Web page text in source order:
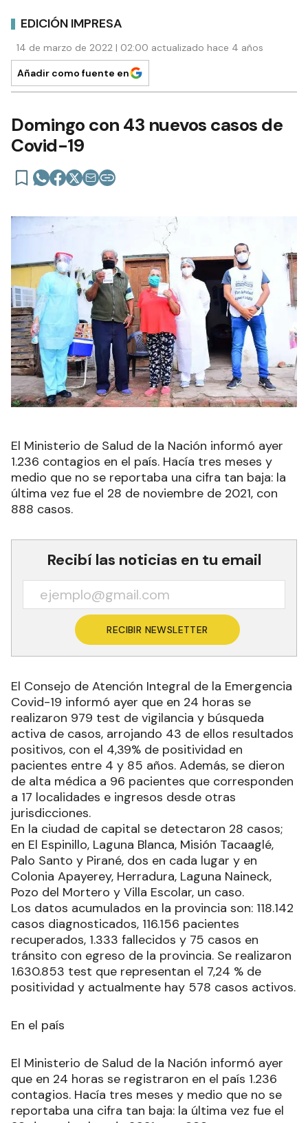
EDICIÓN IMPRESA
14 de marzo de 2022 | 02:00 actualizado hace 4 años
Añadir como fuente en
Domingo con 43 nuevos casos de
Covid-19
El Ministerio de Salud de la Nación informó ayer
1.236 contagios en el país. Hacía tres meses y
medio que no se reportaba una cifra tan baja: la
última vez fue el 28 de noviembre de 2021, con
888 casos.
Recibí las noticias en tu email
RECIBIR NEWSLETTER
El Consejo de Atención Integral de la Emergencia
Covid-19 informó ayer que en 24 horas se
realizaron 979 test de vigilancia y búsqueda
activa de casos, arrojando 43 de ellos resultados
positivos, con el 4,39% de positividad en
pacientes entre 4 y 85 años. Además, se dieron
de alta médica a 96 pacientes que corresponden
a 17 localidades e ingresos desde otras
jurisdicciones.
En la ciudad de capital se detectaron 28 casos;
en El Espinillo, Laguna Blanca, Misión Tacaaglé,
Palo Santo y Pirané, dos en cada lugar y en
Colonia Apayerey, Herradura, Laguna Naineck,
Pozo del Mortero y Villa Escolar, un caso.
Los datos acumulados en la provincia son: 118.142
casos diagnosticados, 116.156 pacientes
recuperados, 1.333 fallecidos y 75 casos en
tránsito con egreso de la provincia. Se realizaron
1.630.853 test que representan el 7,24 % de
positividad y actualmente hay 578 casos activos.
En el país
El Ministerio de Salud de la Nación informó ayer
que en 24 horas se registraron en el país 1.236
contagios. Hacía tres meses y medio que no se
reportaba una cifra tan baja: la última vez fue el